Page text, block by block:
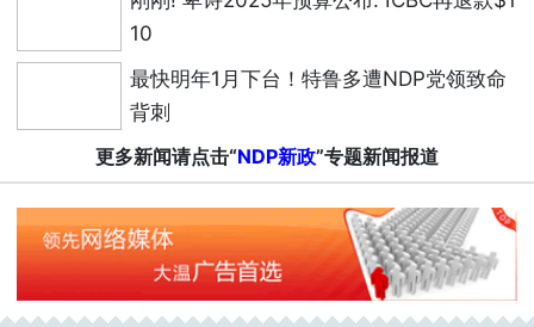
10
最快明年1月下台！特鲁多遭NDP党领致命
背刺
更多新闻请点击“NDP新政”专题新闻报道